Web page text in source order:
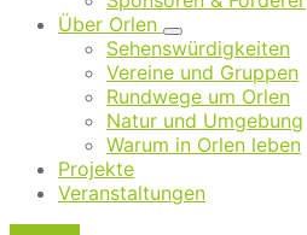
Über Orlen
Sehenswürdigkeiten
Vereine und Gruppen
Rundwege um Orlen
Natur und Umgebung
Warum in Orlen leben
Projekte
Veranstaltungen